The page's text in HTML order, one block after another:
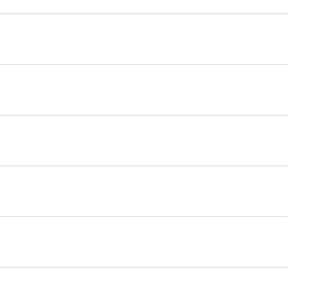
sreča